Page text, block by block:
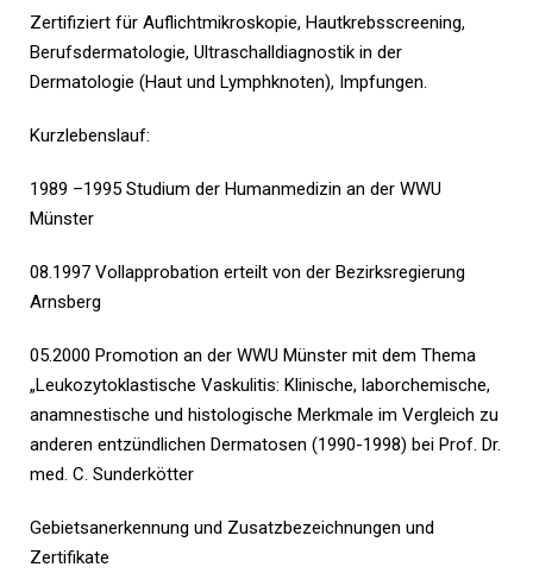
Zertifiziert für Auflichtmikroskopie, Hautkrebsscreening,
Berufsdermatologie, Ultraschalldiagnostik in der
Dermatologie (Haut und Lymphknoten), Impfungen.
Kurzlebenslauf:
1989 –1995 Studium der Humanmedizin an der WWU
Münster
08.1997 Vollapprobation erteilt von der Bezirksregierung
Arnsberg
05.2000 Promotion an der WWU Münster mit dem Thema
„Leukozytoklastische Vaskulitis: Klinische, laborchemische,
anamnestische und histologische Merkmale im Vergleich zu
anderen entzündlichen Dermatosen (1990-1998) bei Prof. Dr.
med. C. Sunderkötter
Gebietsanerkennung und Zusatzbezeichnungen und
Zertifikate